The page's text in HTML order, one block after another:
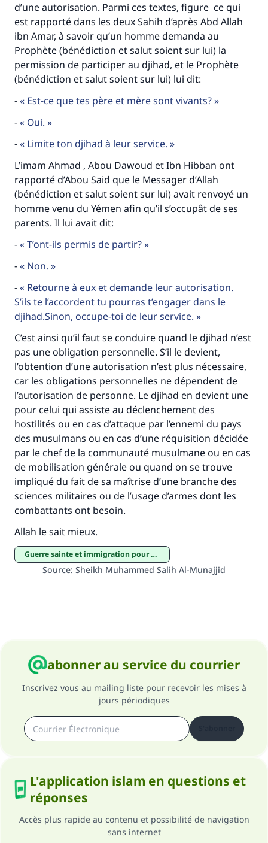
d’une autorisation. Parmi ces textes, figure ce qui
est rapporté dans les deux Sahih d’après Abd Allah
ibn Amar, à savoir qu’un homme demanda au
Prophète (bénédiction et salut soient sur lui) la
permission de participer au djihad, et le Prophète
(bénédiction et salut soient sur lui) lui dit:
-
Est-ce que tes père et mère sont vivants?
-
Oui.
-
Limite ton djihad à leur service.
L’imam Ahmad , Abou Dawoud et Ibn Hibban ont
rapporté d’Abou Said que le Messager d’Allah
(bénédiction et salut soient sur lui) avait renvoyé un
homme venu du Yémen afin qu’il s’occupât de ses
parents. Il lui avait dit:
-
T’ont-ils permis de partir?
-
Non.
-
Retourne à eux et demande leur autorisation.
S’ils te l’accordent tu pourras t’engager dans le
djihad.Sinon, occupe-toi de leur service.
C’est ainsi qu’il faut se conduire quand le djihad n’est
pas une obligation personnelle. S’il le devient,
l’obtention d’une autorisation n’est plus nécessaire,
car les obligations personnelles ne dépendent de
l’autorisation de personne. Le djihad en devient une
pour celui qui assiste au déclenchement des
hostilités ou en cas d’attaque par l’ennemi du pays
des musulmans ou en cas d’une réquisition décidée
par le chef de la communauté musulmane ou en cas
de mobilisation générale ou quand on se trouve
impliqué du fait de sa maîtrise d’une branche des
sciences militaires ou de l’usage d’armes dont les
combattants ont besoin.
Allah le sait mieux.
guerre sainte et immigration pour des motifs religieux
Source: Sheikh Muhammed Salih Al-Munajjid
abonner au service du courrier
Inscrivez vous au mailing liste pour recevoir les mises à
jours périodiques
L'application islam en questions et
réponses
Accès plus rapide au contenu et possibilité de navigation
sans internet
Faites une différence dans la vie de
millions de personnes grâce à votre
contribution
Aidez nous à apporter des réponses.
Le Messager d'Allah (Paix sur lui) a dit:
"Celui qui indique une bonne action obtient la
même récompense que celui qui le fait."
(MOUSLIM 1893)
Soutenez IslamQA